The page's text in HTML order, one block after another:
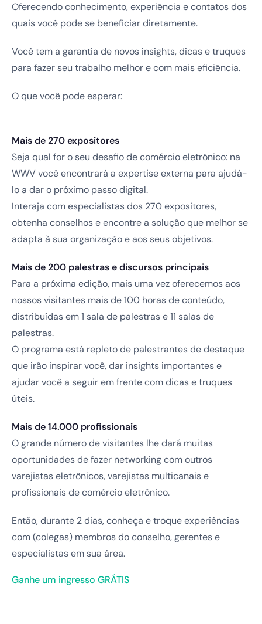
Oferecendo conhecimento, experiência e contatos dos
quais você pode se beneficiar diretamente.
Você tem a garantia de novos insights, dicas e truques
para fazer seu trabalho melhor e com mais eficiência.
O que você pode esperar:
Mais de 270 expositores
Seja qual for o seu desafio de comércio eletrônico: na
WWV você encontrará a expertise externa para ajudá-
lo a dar o próximo passo digital.
Interaja com especialistas dos 270 expositores,
obtenha conselhos e encontre a solução que melhor se
adapta à sua organização e aos seus objetivos.
Mais de 200 palestras e discursos principais
Para a próxima edição, mais uma vez oferecemos aos
nossos visitantes mais de 100 horas de conteúdo,
distribuídas em 1 sala de palestras e 11 salas de
palestras.
O programa está repleto de palestrantes de destaque
que irão inspirar você, dar insights importantes e
ajudar você a seguir em frente com dicas e truques
úteis.
Mais de 14.000 profissionais
O grande número de visitantes lhe dará muitas
oportunidades de fazer networking com outros
varejistas eletrônicos, varejistas multicanais e
profissionais de comércio eletrônico.
Então, durante 2 dias, conheça e troque experiências
com (colegas) membros do conselho, gerentes e
especialistas em sua área.
Ganhe um ingresso GRÁTIS